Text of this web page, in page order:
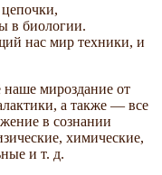
в биологии.
нас мир техники, и
наше мироздание от
а также — все
в сознании
химические,
и т. д.